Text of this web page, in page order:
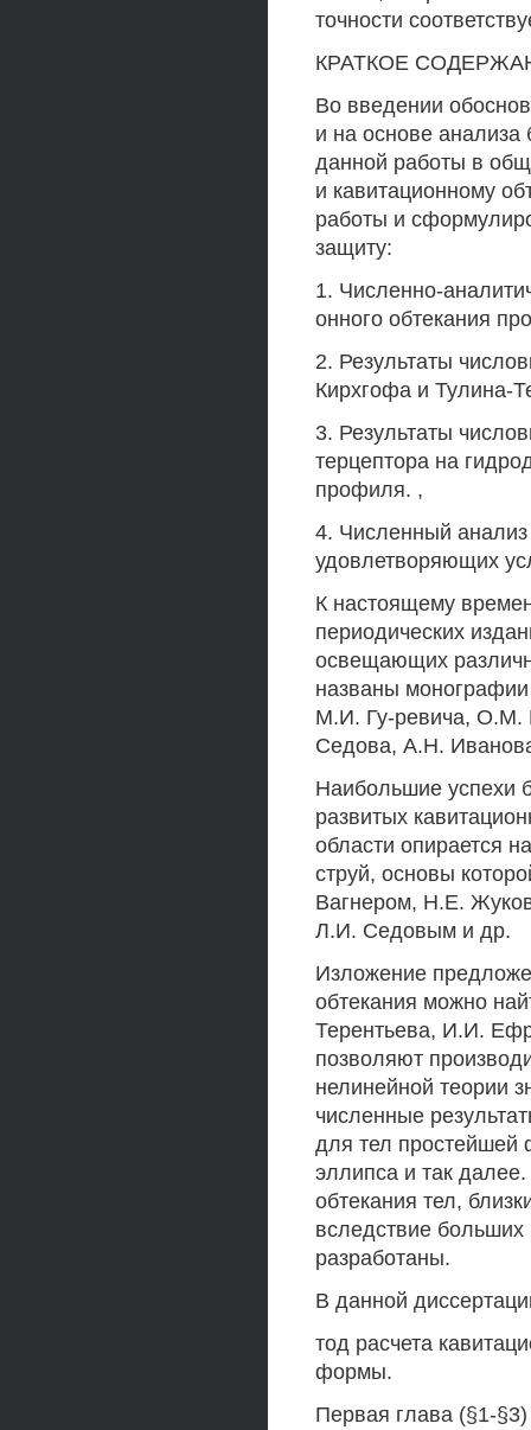
точности
КРАТКОЕ
Во введении
и на основе анализа
данной работы в
и кавитационному
работы и
защиту:
1. Численно-
онного обтекания
2. Результаты
Кирхгофа и Тулина-
3. Результаты
терцептора на
профиля. ,
4. Численный анализ
удовлетворяющих
К настоящему
периодических
освещающих
названы
М.И. Гу-ревича, О.М.
Седова, А.Н.
Наибольшие успехи
развитых
области опирается
струй, основы
Вагнером, Н.Е.
Л.И. Седовым и др.
Изложение
обтекания можно
Терентьева, И.И.
позволяют
нелинейной теории
численные
для тел простейшей
эллипса и так
обтекания тел,
вследствие больших
разработаны.
В данной
тод расчета
формы.
Первая глава (§1-